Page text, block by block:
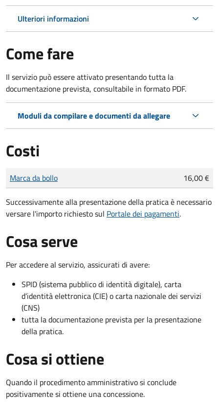
Ulteriori informazioni
Come fare
Il servizio può essere attivato presentando tutta la
documentazione prevista, consultabile in formato PDF.
Moduli da compilare e documenti da allegare
Costi
Tipo di pagamento
Importo
Marca da bollo 16,00 €
Successivamente alla presentazione della pratica è necessario
versare l'importo richiesto sul Portale dei pagamenti.
Cosa serve
Per accedere al servizio, assicurati di avere:
SPID (sistema pubblico di identità digitale), carta
d’identità elettronica (CIE) o carta nazionale dei servizi
(CNS)
tutta la documentazione prevista per la presentazione
della pratica.
Cosa si ottiene
Quando il procedimento amministrativo si conclude
positivamente si ottiene una concessione.